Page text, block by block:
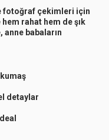
fotoğraf çekimleri için
rahat hem de şık
babaların
detaylar